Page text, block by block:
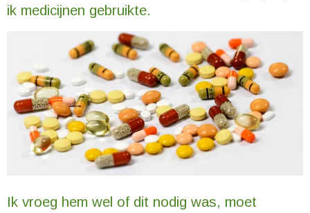
ik medicijnen gebruikte.
Ik vroeg hem wel of dit nodig was, moet